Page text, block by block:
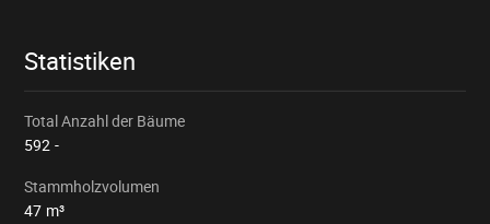
Statistiken
Total Anzahl der Bäume
592 -
Stammholzvolumen
47 m³